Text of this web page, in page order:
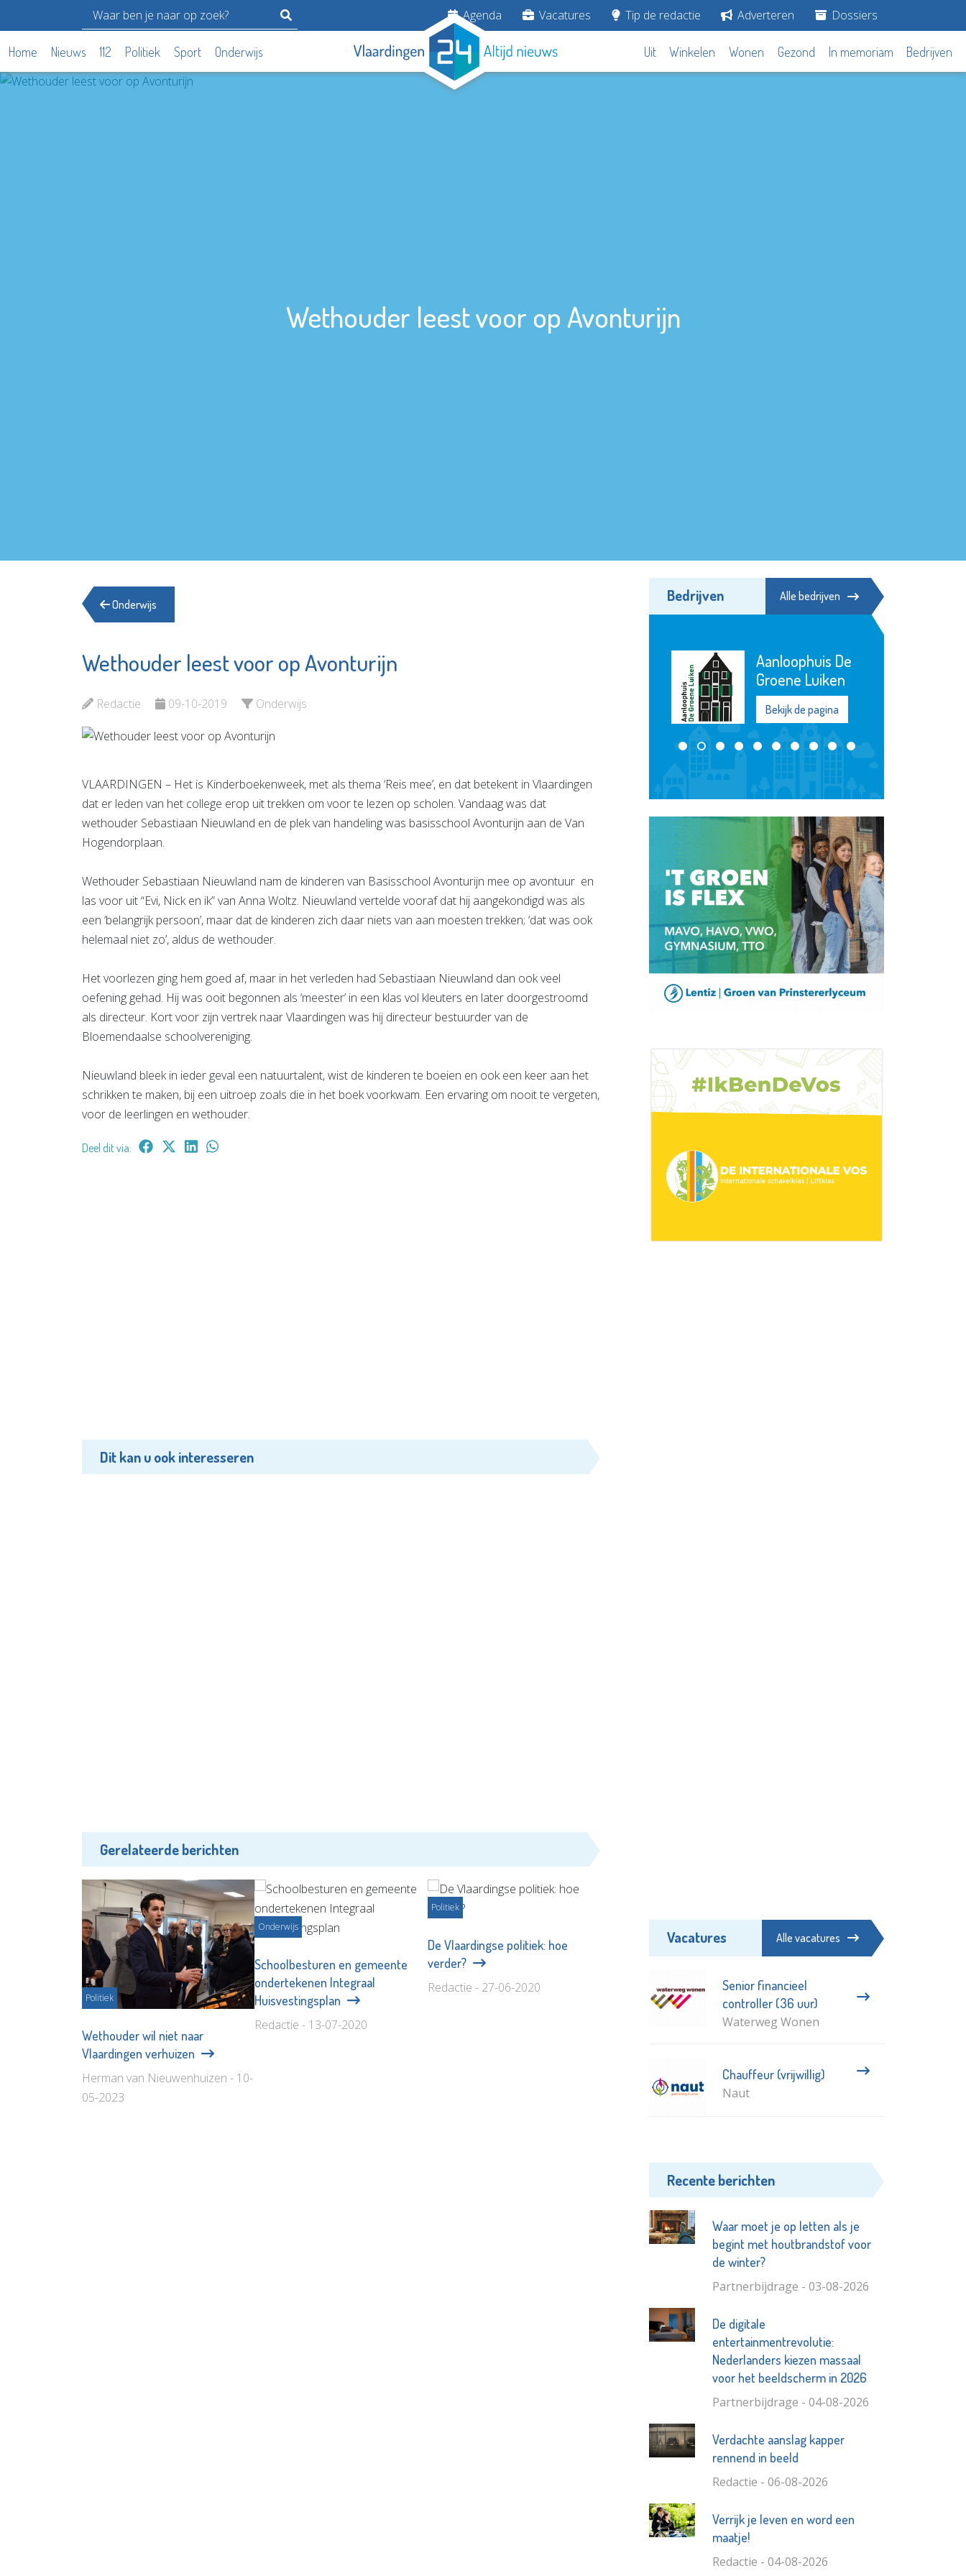
Agenda Vacatures Tip de redactie Adverteren Dossiers
Home Nieuws 112 Politiek Sport Onderwijs Uit Winkelen Wonen Gezond In memoriam Bedrijven
Wethouder leest voor op Avonturijn
Onderwijs
Wethouder leest voor op Avonturijn
Redactie 09-10-2019 Onderwijs
VLAARDINGEN – Het is Kinderboekenweek, met als thema ‘Reis mee’, en dat betekent in Vlaardingen
dat er leden van het college erop uit trekken om voor te lezen op scholen. Vandaag was dat
wethouder Sebastiaan Nieuwland en de plek van handeling was basisschool Avonturijn aan de Van
Hogendorplaan.
Wethouder Sebastiaan Nieuwland nam de kinderen van Basisschool Avonturijn mee op avontuur en
las voor uit “Evi, Nick en ik” van Anna Woltz. Nieuwland vertelde vooraf dat hij aangekondigd was als
een ‘belangrijk persoon’, maar dat de kinderen zich daar niets van aan moesten trekken; ‘dat was ook
helemaal niet zo’, aldus de wethouder.
Het voorlezen ging hem goed af, maar in het verleden had Sebastiaan Nieuwland dan ook veel
oefening gehad. Hij was ooit begonnen als ‘meester’ in een klas vol kleuters en later doorgestroomd
als directeur. Kort voor zijn vertrek naar Vlaardingen was hij directeur bestuurder van de
Bloemendaalse schoolvereniging.
Nieuwland bleek in ieder geval een natuurtalent, wist de kinderen te boeien en ook een keer aan het
schrikken te maken, bij een uitroep zoals die in het boek voorkwam. Een ervaring om nooit te vergeten,
voor de leerlingen en wethouder.
Deel dit via:
Dit kan u ook interesseren
Gerelateerde berichten
Politiek
Wethouder wil niet naar
Vlaardingen verhuizen
Herman van Nieuwenhuizen - 10-
05-2023
Onderwijs
Schoolbesturen en gemeente
ondertekenen Integraal
Huisvestingsplan
Redactie - 13-07-2020
Politiek
De Vlaardingse politiek: hoe
verder?
Redactie - 27-06-2020
Bedrijven Alle bedrijven
Bree's New
Bekijk de pagina
Adri Stam
Juwelier
Bekijk de pagina
Aanloophuis De
Groene Luiken
Bekijk de pagina
Vacatures Alle vacatures
Senior financieel
controller (36 uur)
Waterweg Wonen
Chauffeur (vrijwillig)
Naut
Recente berichten
Waar moet je op letten als je
begint met houtbrandstof voor
de winter?
Partnerbijdrage - 03-08-2026
De digitale
entertainmentrevolutie:
Nederlanders kiezen massaal
voor het beeldscherm in 2026
Partnerbijdrage - 04-08-2026
Verdachte aanslag kapper
rennend in beeld
Redactie - 06-08-2026
Verrijk je leven en word een
maatje!
Redactie - 04-08-2026